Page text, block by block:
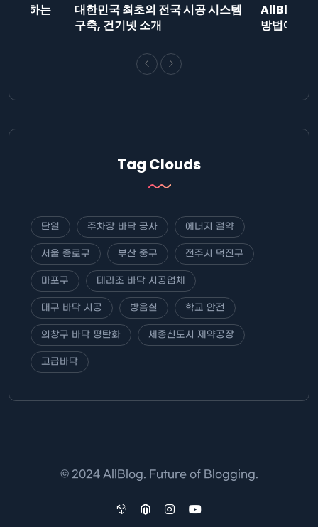
제출하는
대한민국 최초의 전국 시공 시스템
구축, 건기넷 소개
AllBlog에
방법에 대
Tag Clouds
단열 주차장 바닥 공사 에너지 절약
서울 종로구 부산 중구 전주시 덕진구
마포구 테라조 바닥 시공업체
대구 바닥 시공 방음실 학교 안전
의창구 바닥 평탄화 세종신도시 제약공장
고급바닥
© 2024 AllBlog. Future of Blogging.